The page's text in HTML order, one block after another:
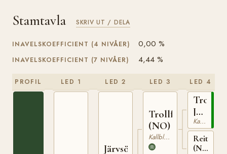
Stamtavla SKRIV UT / DELA
INAVELSKOEFFICIENT (4 NIVÅER) 0,00 %
INAVELSKOEFFICIENT (7 NIVÅER) 4,44 %
PROFIL LED 1 LED 2
Järvsöfaks
LED 3
Trollfaks
(NO)
Kallblodig Travare
LED 4
Troll
Jahn
(NO)
Kallblodig Travare
Reitlisa
(NO)